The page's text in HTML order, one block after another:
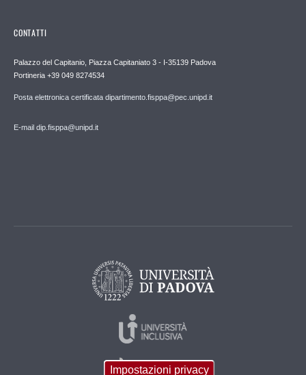
CONTATTI
Palazzo del Capitanio, Piazza Capitaniato 3 - I-35139 Padova
Portineria +39 049 8274534
Posta elettronica certificata dipartimento.fisppa@pec.unipd.it
E-mail dip.fisppa@unipd.it
Impostazioni privacy